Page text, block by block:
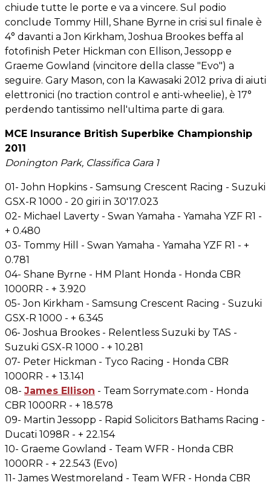
chiude tutte le porte e va a vincere. Sul podio
conclude Tommy Hill, Shane Byrne in crisi sul finale è
4° davanti a Jon Kirkham, Joshua Brookes beffa al
fotofinish Peter Hickman con Ellison, Jessopp e
Graeme Gowland (vincitore della classe "Evo") a
seguire. Gary Mason, con la Kawasaki 2012 priva di aiuti
elettronici (no traction control e anti-wheelie), è 17°
perdendo tantissimo nell'ultima parte di gara.
MCE Insurance British Superbike Championship
2011
Donington Park, Classifica Gara 1
01- John Hopkins - Samsung Crescent Racing - Suzuki
GSX-R 1000 - 20 giri in 30'17.023
02- Michael Laverty - Swan Yamaha - Yamaha YZF R1 -
+ 0.480
03- Tommy Hill - Swan Yamaha - Yamaha YZF R1 - +
0.781
04- Shane Byrne - HM Plant Honda - Honda CBR
1000RR - + 3.920
05- Jon Kirkham - Samsung Crescent Racing - Suzuki
GSX-R 1000 - + 6.345
06- Joshua Brookes - Relentless Suzuki by TAS -
Suzuki GSX-R 1000 - + 10.281
07- Peter Hickman - Tyco Racing - Honda CBR
1000RR - + 13.141
08- James Ellison - Team Sorrymate.com - Honda
CBR 1000RR - + 18.578
09- Martin Jessopp - Rapid Solicitors Bathams Racing -
Ducati 1098R - + 22.154
10- Graeme Gowland - Team WFR - Honda CBR
1000RR - + 22.543 (Evo)
11- James Westmoreland - Team WFR - Honda CBR